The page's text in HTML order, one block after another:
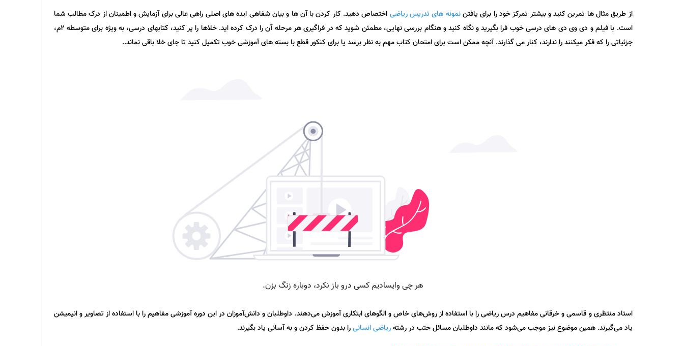
از طریق مثال ها تمرین کنید و بیشتر تمرکز خود را برای یافتننمونه های تدریس ریاضی اختصاص دهید. کار کردن با آن ها و بیان شفاهی ایده های اصلی راهی عالی برای آزمایش و اطمینان از درک مطالب شما
است. با فیلم و دی وی دی های درسی خوب فرا بگیرید و نگاه کنید و هنگام بررسی نهایی، مطمئن شوید که در فراگیری هر مرحله آن را درک کرده اید. خلاها را پر کنید، کتابهای درسی، به ویژه برای متوسطه 2م،
جزئیاتی را که فکر میکنند را ندارند، کنار می گذارند. آنچه ممکن است برای امتحان کتاب مهم به نظر برسد یا برای کنکور قطع با بسته های آموزشی خوب تکمیل کنید تا جای خلا باقی نماند..
استاد منتظری و قاسمی و خرقانی مفاهیم درس ریاضی را با استفاده از روش‌های خاص و الگوهای ابتکاری آموزش می‌دهند. داوطلبان و دانش‌آموزان در این دوره آموزشی مفاهیم را با استفاده از تصاویر و انیمیشن
یاد می‌گیرند. همین موضوع نیز موجب می‌شود که مانند داوطلبان مسائل حتب در رشتهریاضی انسانیرا بدون حفظ کردن و به آسانی یاد بگیرند.